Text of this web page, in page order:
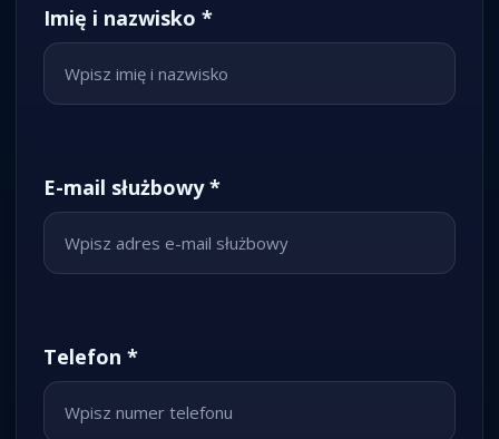
Imię i nazwisko *
E-mail służbowy *
Telefon *